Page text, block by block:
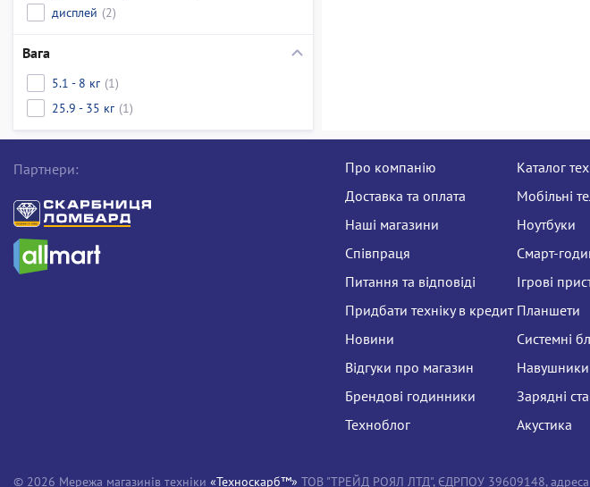
дисплей (2)
Вага
5.1 - 8 кг (1)
25.9 - 35 кг (1)
Партнери:
Про компанію
Доставка та оплата
Наші магазини
Співпраця
Питання та відповіді
Придбати техніку в кредит
Новини
Відгуки про магазин
Брендові годинники
Техноблог
Каталог
Мобільні
Ноутбуки
Смарт-
Ігрові
Планшети
Системні
Навушники
Зарядні
Акустика
© 2026 Мережа магазинів техніки «Техноскарб™» ТОВ "ТРЕЙД РОЯЛ ЛТД", ЄДРПОУ 39609148, адреса: